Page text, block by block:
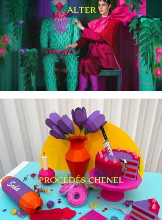
ALTER
PROCÉDÉS CHENEL